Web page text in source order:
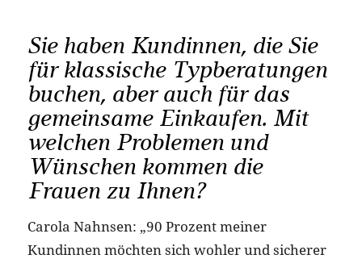
Sie haben Kundinnen, die Sie
für klassische Typberatungen
buchen, aber auch für das
gemeinsame Einkaufen. Mit
welchen Problemen und
Wünschen kommen die
Frauen zu Ihnen?
Carola Nahnsen: „90 Prozent meiner
Kundinnen möchten sich wohler und sicherer